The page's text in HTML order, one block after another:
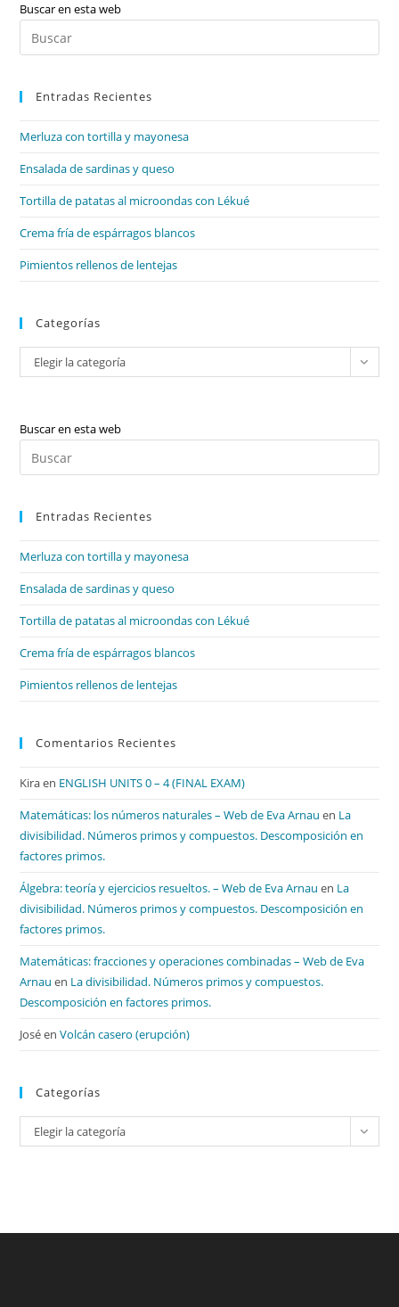
Buscar en esta web
Entradas Recientes
Merluza con tortilla y mayonesa
Ensalada de sardinas y queso
Tortilla de patatas al microondas con Lékué
Crema fría de espárragos blancos
Pimientos rellenos de lentejas
Categorías
Categorías
Elegir la categoría
Buscar en esta web
Entradas Recientes
Merluza con tortilla y mayonesa
Ensalada de sardinas y queso
Tortilla de patatas al microondas con Lékué
Crema fría de espárragos blancos
Pimientos rellenos de lentejas
Comentarios Recientes
Kiraen ENGLISH UNITS 0 – 4 (FINAL EXAM)
Matemáticas: los números naturales – Web de Eva Arnau en La
divisibilidad. Números primos y compuestos. Descomposición en
factores primos.
Álgebra: teoría y ejercicios resueltos. – Web de Eva Arnau en La
divisibilidad. Números primos y compuestos. Descomposición en
factores primos.
Matemáticas: fracciones y operaciones combinadas – Web de Eva
Arnau en La divisibilidad. Números primos y compuestos.
Descomposición en factores primos.
JoséenVolcán casero (erupción)
Categorías
Categorías
Elegir la categoría